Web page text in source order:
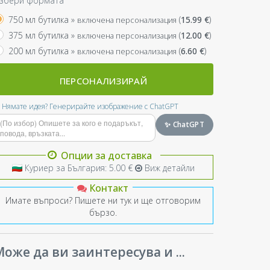
750 мл бутилка » включена персонализация (15.99 €)
375 мл бутилка » включена персонализация (12.00 €)
200 мл бутилка » включена персонализация (6.60 €)
ПЕРСОНАЛИЗИРАЙ
Нямате идея? Генерирайте изображение с ChatGPT
✨ ChatGPT
Опции за доставка
Куриер за България: 5.00 € Виж детайли
Контакт
Имате въпроси? Пишете ни тук и ще отговорим
бързо.
да ви заинтересува и ...